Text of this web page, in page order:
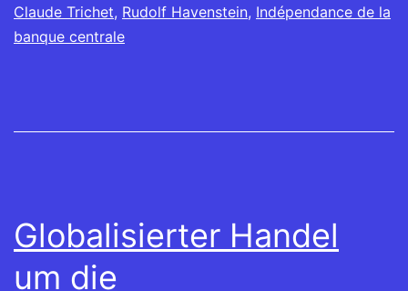
Claude Trichet, Rudolf Havenstein, Indépendance de la
banque centrale
Globalisierter Handel
um die